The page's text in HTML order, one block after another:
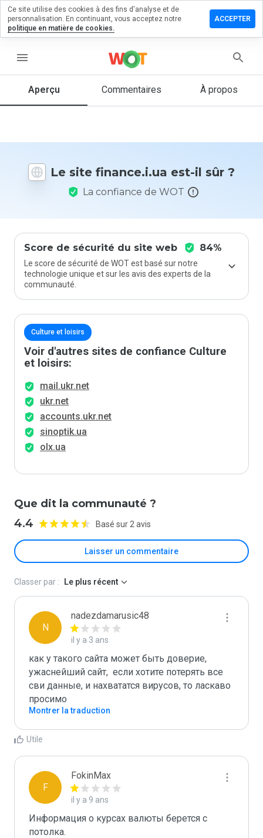
menu
Aperçu Commentaires À propos
Le site finance.i.ua est-il sûr ?
La confiance de WOT
Score de sécurité du site web 84%
Le score de sécurité de WOT est basé sur notre
technologie unique et sur les avis des experts de la
communauté.
Culture et loisirs
Voir d'autres sites de confiance Culture
et loisirs:
mail.ukr.net
ukr.net
accounts.ukr.net
sinoptik.ua
olx.ua
Que dit la communauté ?
4.4 Basé sur 2 avis
Laisser un commentaire
un
1 et 5
vous à ce
site ?
Classer par : Le plus récent
N
nadezdamarusic48
il y a 3 ans
как у такого сайта может быть доверие,
ужаснейший сайт,  если хотите потерять все
сви данные, и нахвататся вирусов, то ласкаво
просимо
Montrer la traduction
Utile
F
FokinMax
il y a 9 ans
Информация о курсах валюты берется с
потолка.
Ce site utilise des cookies à des fins d'analyse et de
personnalisation. En continuant, vous acceptez notre
politique en matière de cookies.
ACCEPTER